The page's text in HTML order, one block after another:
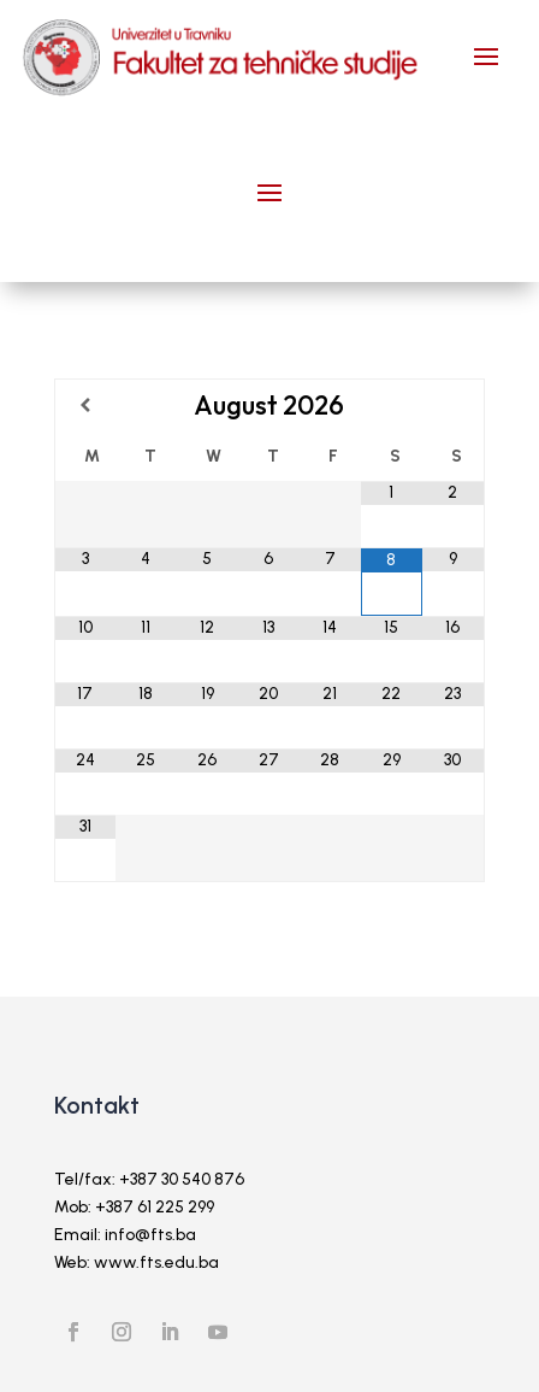
August 2026
M T W T F S
S
1
2
3 4 5 6 7 8 9
10 11 12 13 14 15 16
17 18 19 20 21 22 23
24 25 26 27 28 29 30
31
Kontakt
Tel/fax: +387 30 540 876
Mob: +387 61 225 299
Email: info@fts.ba
Web: www.fts.edu.ba